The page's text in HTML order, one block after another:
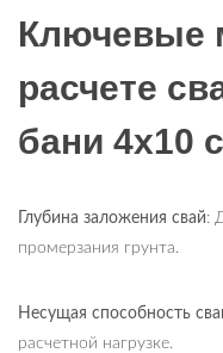
Ключевые
расчете
бани 4х10
Глубина заложения свай:
промерзания грунта.
Несущая способность
расчетной нагрузке.